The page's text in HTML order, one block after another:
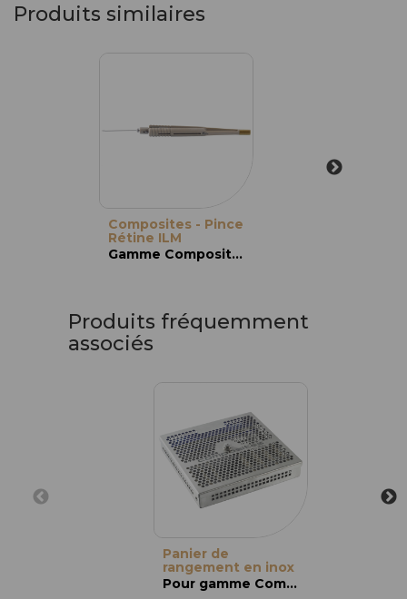
Produits similaires
Composites - Pince
Rétine ILM
Gamme Composites
Produits fréquemment
associés
Panier de
rangement en inox
Pour gamme Compositess